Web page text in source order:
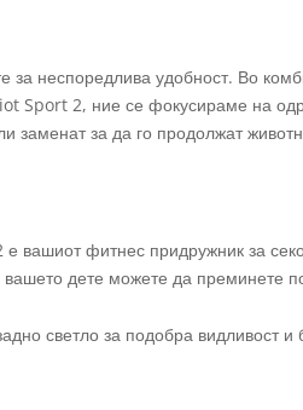
неспоредлива удобност. Во
Sport 2, ние се фокусираме на
заменат за да го продолжат
вашиот фитнес придружник за
дете можете да преминете
светло за подобра видливост и